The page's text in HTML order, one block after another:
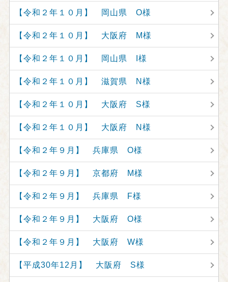
【令和２年１０月】 岡山県 O様
【令和２年１０月】 大阪府 M様
【令和２年１０月】 岡山県 I様
【令和２年１０月】 滋賀県 N様
【令和２年１０月】 大阪府 S様
【令和２年１０月】 大阪府 N様
【令和２年９月】 兵庫県 O様
【令和２年９月】 京都府 M様
【令和２年９月】 兵庫県 F様
【令和２年９月】 大阪府 O様
【令和２年９月】 大阪府 W様
【平成30年12月】 大阪府 S様